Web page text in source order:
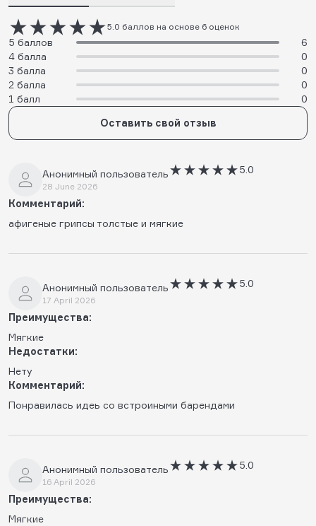
5.0 баллов на основе 6 оценок
5 баллов
6
4 балла
0
3 балла
0
2 балла
0
1 балл
0
Оставить свой отзыв
Анонимный пользователь
28 June 2026
5.0
Комментарий:
афигеные грипсы толстые и мягкие
Анонимный пользователь
17 April 2026
5.0
Преимущества:
Мягкие
Недостатки:
Нету
Комментарий:
Понравилась идеь со встроиными барендами
Анонимный пользователь
16 April 2026
5.0
Преимущества:
Мягкие